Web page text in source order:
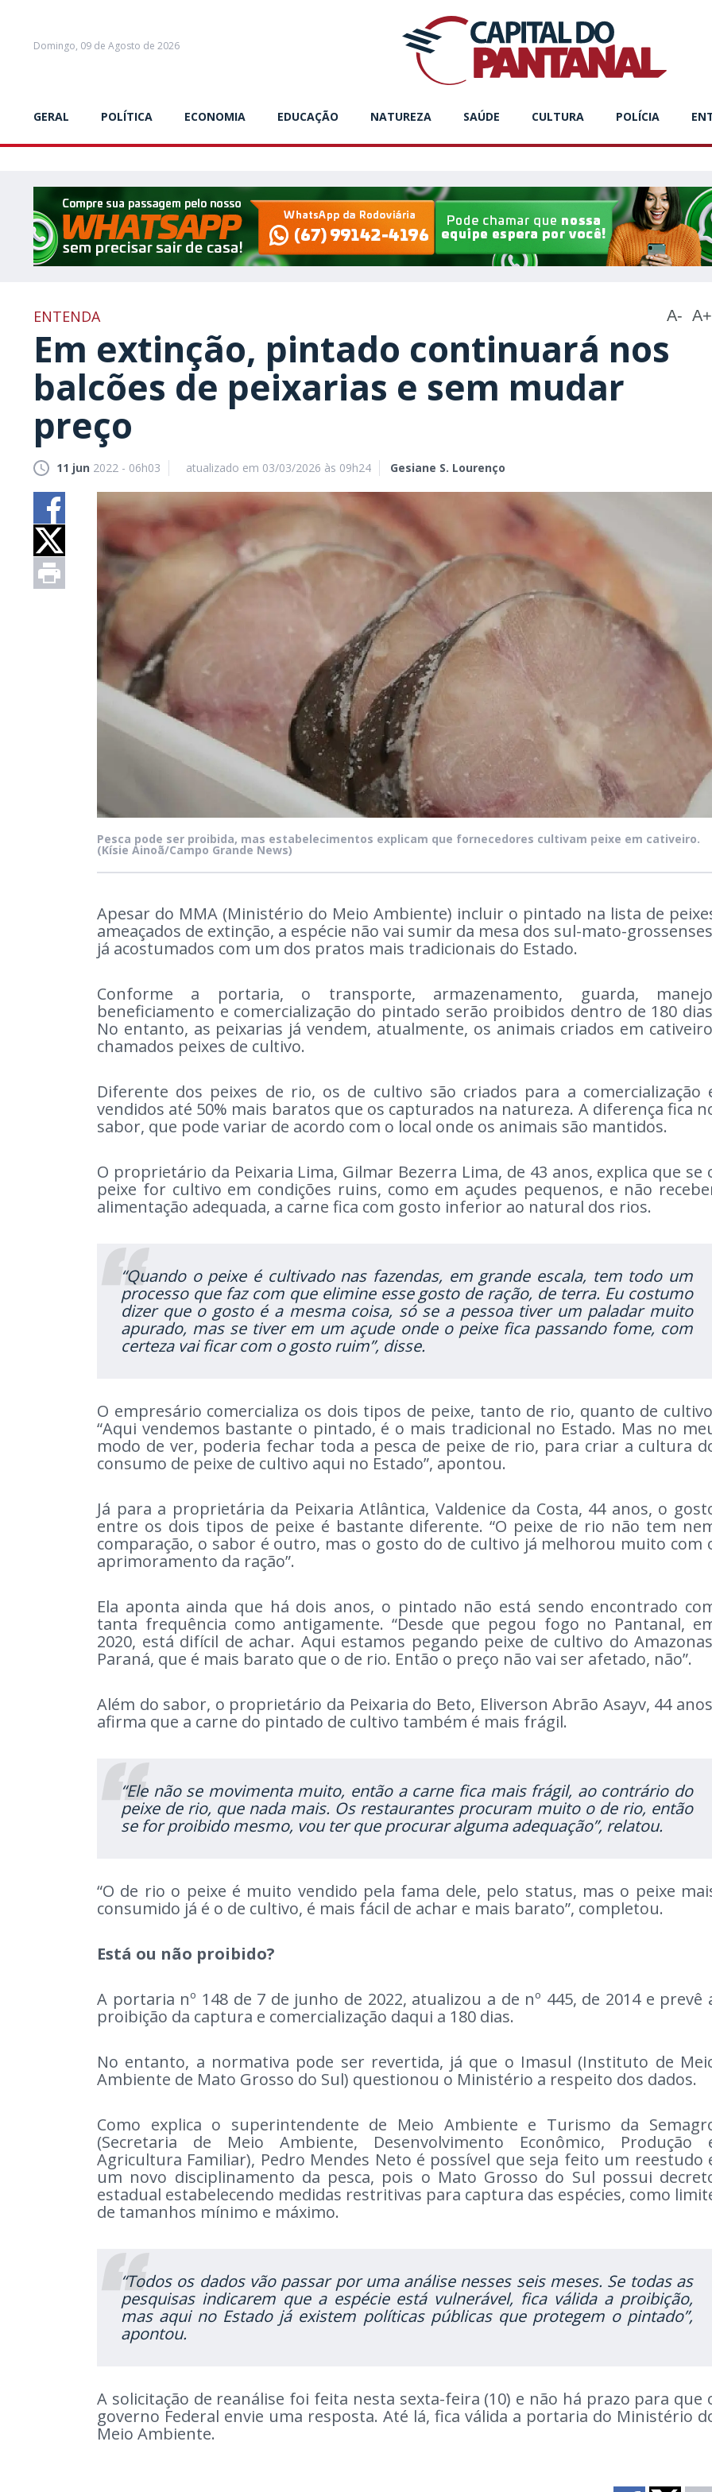
Domingo, 09 de Agosto de 2026
GERAL POLÍTICA ECONOMIA EDUCAÇÃO NATUREZA SAÚDE CULTURA POLÍCIA
ENTENDA A- A+
Em extinção, pintado continuará nos
balcões de peixarias e sem mudar
preço
11 jun 2022 - 06h03 atualizado em 03/03/2026 às 09h24 Gesiane S. Lourenço
Pesca pode ser proibida, mas estabelecimentos explicam que fornecedores cultivam peixe em cativeiro.
(Kísie Ainoã/Campo Grande News)
Apesar do MMA (Ministério do Meio Ambiente) incluir o pintado na lista de
ameaçados de extinção, a espécie não vai sumir da mesa dos sul-mato-
já acostumados com um dos pratos mais tradicionais do Estado.
Conforme a portaria, o transporte, armazenamento, guarda,
beneficiamento e comercialização do pintado serão proibidos dentro de 180
No entanto, as peixarias já vendem, atualmente, os animais criados em
chamados peixes de cultivo.
Diferente dos peixes de rio, os de cultivo são criados para a comercialização
vendidos até 50% mais baratos que os capturados na natureza. A diferença fica
sabor, que pode variar de acordo com o local onde os animais são mantidos.
O proprietário da Peixaria Lima, Gilmar Bezerra Lima, de 43 anos, explica que se
peixe for cultivo em condições ruins, como em açudes pequenos, e não
alimentação adequada, a carne fica com gosto inferior ao natural dos rios.
“Quando o peixe é cultivado nas fazendas, em grande escala, tem todo um
processo que faz com que elimine esse gosto de ração, de terra. Eu costumo
dizer que o gosto é a mesma coisa, só se a pessoa tiver um paladar muito
apurado, mas se tiver em um açude onde o peixe fica passando fome, com
certeza vai ficar com o gosto ruim”, disse.
O empresário comercializa os dois tipos de peixe, tanto de rio, quanto de
“Aqui vendemos bastante o pintado, é o mais tradicional no Estado. Mas no
modo de ver, poderia fechar toda a pesca de peixe de rio, para criar a cultura
consumo de peixe de cultivo aqui no Estado”, apontou.
Já para a proprietária da Peixaria Atlântica, Valdenice da Costa, 44 anos, o
entre os dois tipos de peixe é bastante diferente. “O peixe de rio não tem
comparação, o sabor é outro, mas o gosto do de cultivo já melhorou muito com
aprimoramento da ração”.
Ela aponta ainda que há dois anos, o pintado não está sendo encontrado
tanta frequência como antigamente. “Desde que pegou fogo no Pantanal,
2020, está difícil de achar. Aqui estamos pegando peixe de cultivo do
Paraná, que é mais barato que o de rio. Então o preço não vai ser afetado, não”.
Além do sabor, o proprietário da Peixaria do Beto, Eliverson Abrão Asayv, 44
afirma que a carne do pintado de cultivo também é mais frágil.
“Ele não se movimenta muito, então a carne fica mais frágil, ao contrário do
peixe de rio, que nada mais. Os restaurantes procuram muito o de rio, então
se for proibido mesmo, vou ter que procurar alguma adequação”, relatou.
“O de rio o peixe é muito vendido pela fama dele, pelo status, mas o peixe
consumido já é o de cultivo, é mais fácil de achar e mais barato”, completou.
Está ou não proibido?
A portaria nº 148 de 7 de junho de 2022, atualizou a de nº 445, de 2014 e prevê
proibição da captura e comercialização daqui a 180 dias.
No entanto, a normativa pode ser revertida, já que o Imasul (Instituto de
Ambiente de Mato Grosso do Sul) questionou o Ministério a respeito dos dados.
Como explica o superintendente de Meio Ambiente e Turismo da
(Secretaria de Meio Ambiente, Desenvolvimento Econômico, Produção
Agricultura Familiar), Pedro Mendes Neto é possível que seja feito um reestudo
um novo disciplinamento da pesca, pois o Mato Grosso do Sul possui
estadual estabelecendo medidas restritivas para captura das espécies, como
de tamanhos mínimo e máximo.
“Todos os dados vão passar por uma análise nesses seis meses. Se todas as
pesquisas indicarem que a espécie está vulnerável, fica válida a proibição,
mas aqui no Estado já existem políticas públicas que protegem o pintado”,
apontou.
A solicitação de reanálise foi feita nesta sexta-feira (10) e não há prazo para que
governo Federal envie uma resposta. Até lá, fica válida a portaria do Ministério
Meio Ambiente.